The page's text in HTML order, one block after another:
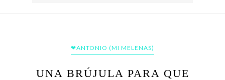
❤ANTONIO (MI MELENAS)
UNA BRÚJULA PARA QUE